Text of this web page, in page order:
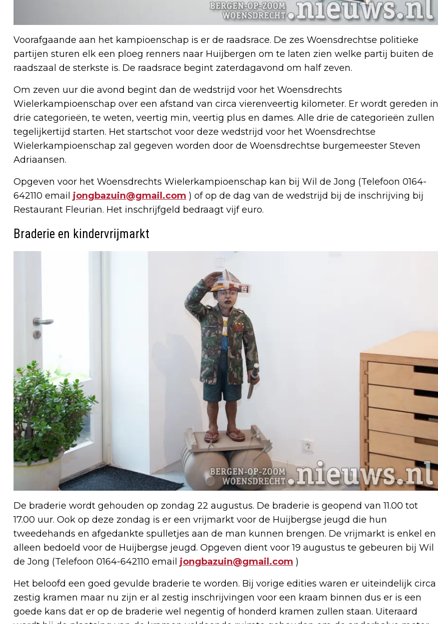
Voorafgaande aan het kampioenschap is er de raadsrace. De zes Woensdrechtse politieke
partijen sturen elk een ploeg renners naar Huijbergen om te laten zien welke partij buiten de
raadszaal de sterkste is. De raadsrace begint zaterdagavond om half zeven.
Om zeven uur die avond begint dan de wedstrijd voor het Woensdrechts
Wielerkampioenschap over een afstand van circa vierenveertig kilometer. Er wordt gereden in
drie categorieën, te weten, veertig min, veertig plus en dames. Alle drie de categorieën zullen
tegelijkertijd starten. Het startschot voor deze wedstrijd voor het Woensdrechtse
Wielerkampioenschap zal gegeven worden door de Woensdrechtse burgemeester Steven
Adriaansen.
Opgeven voor het Woensdrechts Wielerkampioenschap kan bij Wil de Jong (Telefoon 0164-
642110 email jongbazuin@gmail.com ) of op de dag van de wedstrijd bij de inschrijving bij
Restaurant Fleurian. Het inschrijfgeld bedraagt vijf euro.
Braderie en kindervrijmarkt
De braderie wordt gehouden op zondag 22 augustus. De braderie is geopend van 11.00 tot
17.00 uur. Ook op deze zondag is er een vrijmarkt voor de Huijbergse jeugd die hun
tweedehands en afgedankte spulletjes aan de man kunnen brengen. De vrijmarkt is enkel en
alleen bedoeld voor de Huijbergse jeugd. Opgeven dient voor 19 augustus te gebeuren bij Wil
de Jong (Telefoon 0164-642110 email jongbazuin@gmail.com )
Het beloofd een goed gevulde braderie te worden. Bij vorige edities waren er uiteindelijk circa
zestig kramen maar nu zijn er al zestig inschrijvingen voor een kraam binnen dus er is een
goede kans dat er op de braderie wel negentig of honderd kramen zullen staan. Uiteraard